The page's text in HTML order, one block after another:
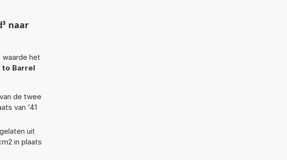
naar
het
to Barrel
de twee
van '41
uit
in plaats